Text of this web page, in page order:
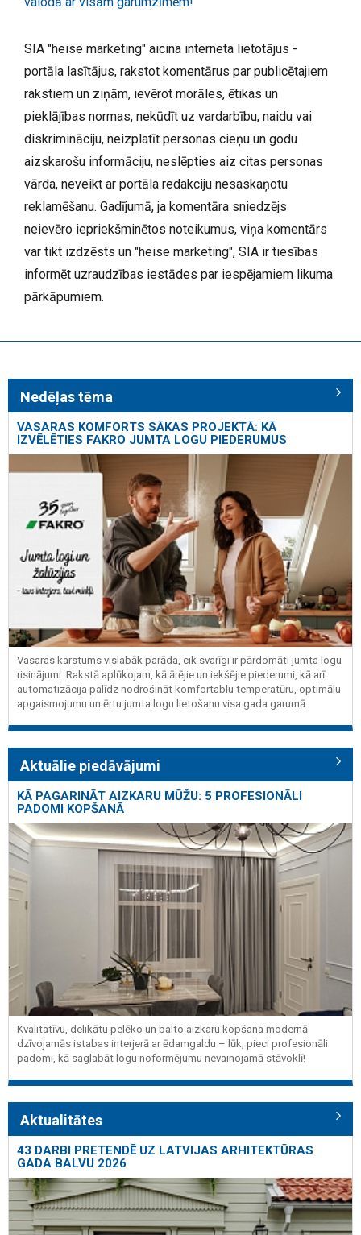
SIA "heise marketing" aicina interneta lietotājus -
portāla lasītājus, rakstot komentārus par publicētajiem
rakstiem un ziņām, ievērot morāles, ētikas un
pieklājības normas, nekūdīt uz vardarbību, naidu vai
diskrimināciju, neizplatīt personas cieņu un godu
aizskarošu informāciju, neslēpties aiz citas personas
vārda, neveikt ar portāla redakciju nesaskaņotu
reklamēšanu. Gadījumā, ja komentāra sniedzējs
neievēro iepriekšminētos noteikumus, viņa komentārs
var tikt izdzēsts un "heise marketing", SIA ir tiesības
informēt uzraudzības iestādes par iespējamiem likuma
pārkāpumiem.
Nedēļas tēma
VASARAS KOMFORTS SĀKAS PROJEKTĀ: KĀ
IZVĒLĒTIES FAKRO JUMTA LOGU PIEDERUMUS
Vasaras karstums vislabāk parāda, cik svarīgi ir pārdomāti jumta logu
risinājumi. Rakstā aplūkojam, kā ārējie un iekšējie piederumi, kā arī
automatizācija palīdz nodrošināt komfortablu temperatūru, optimālu
apgaismojumu un ērtu jumta logu lietošanu visa gada garumā.
Aktuālie piedāvājumi
KĀ PAGARINĀT AIZKARU MŪŽU: 5 PROFESIONĀLI
PADOMI KOPŠANĀ
Kvalitatīvu, delikātu pelēko un balto aizkaru kopšana modernā
dzīvojamās istabas interjerā ar ēdamgaldu – lūk, pieci profesionāli
padomi, kā saglabāt logu noformējumu nevainojamā stāvoklī!
Aktualitātes
43 DARBI PRETENDĒ UZ LATVIJAS ARHITEKTŪRAS
GADA BALVU 2026